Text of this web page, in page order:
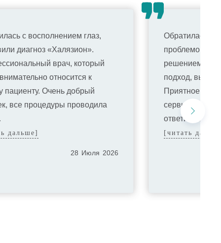
с восполнением глаз,
диагноз «Халязион».
врач, который
относится к
пациенту. Очень добрый
все процедуры проводила
дальше]
28 Июля 2026
Обратилась к
проблемой,
решением.
подход,
Приятное
сервис,
ответили …
[читать